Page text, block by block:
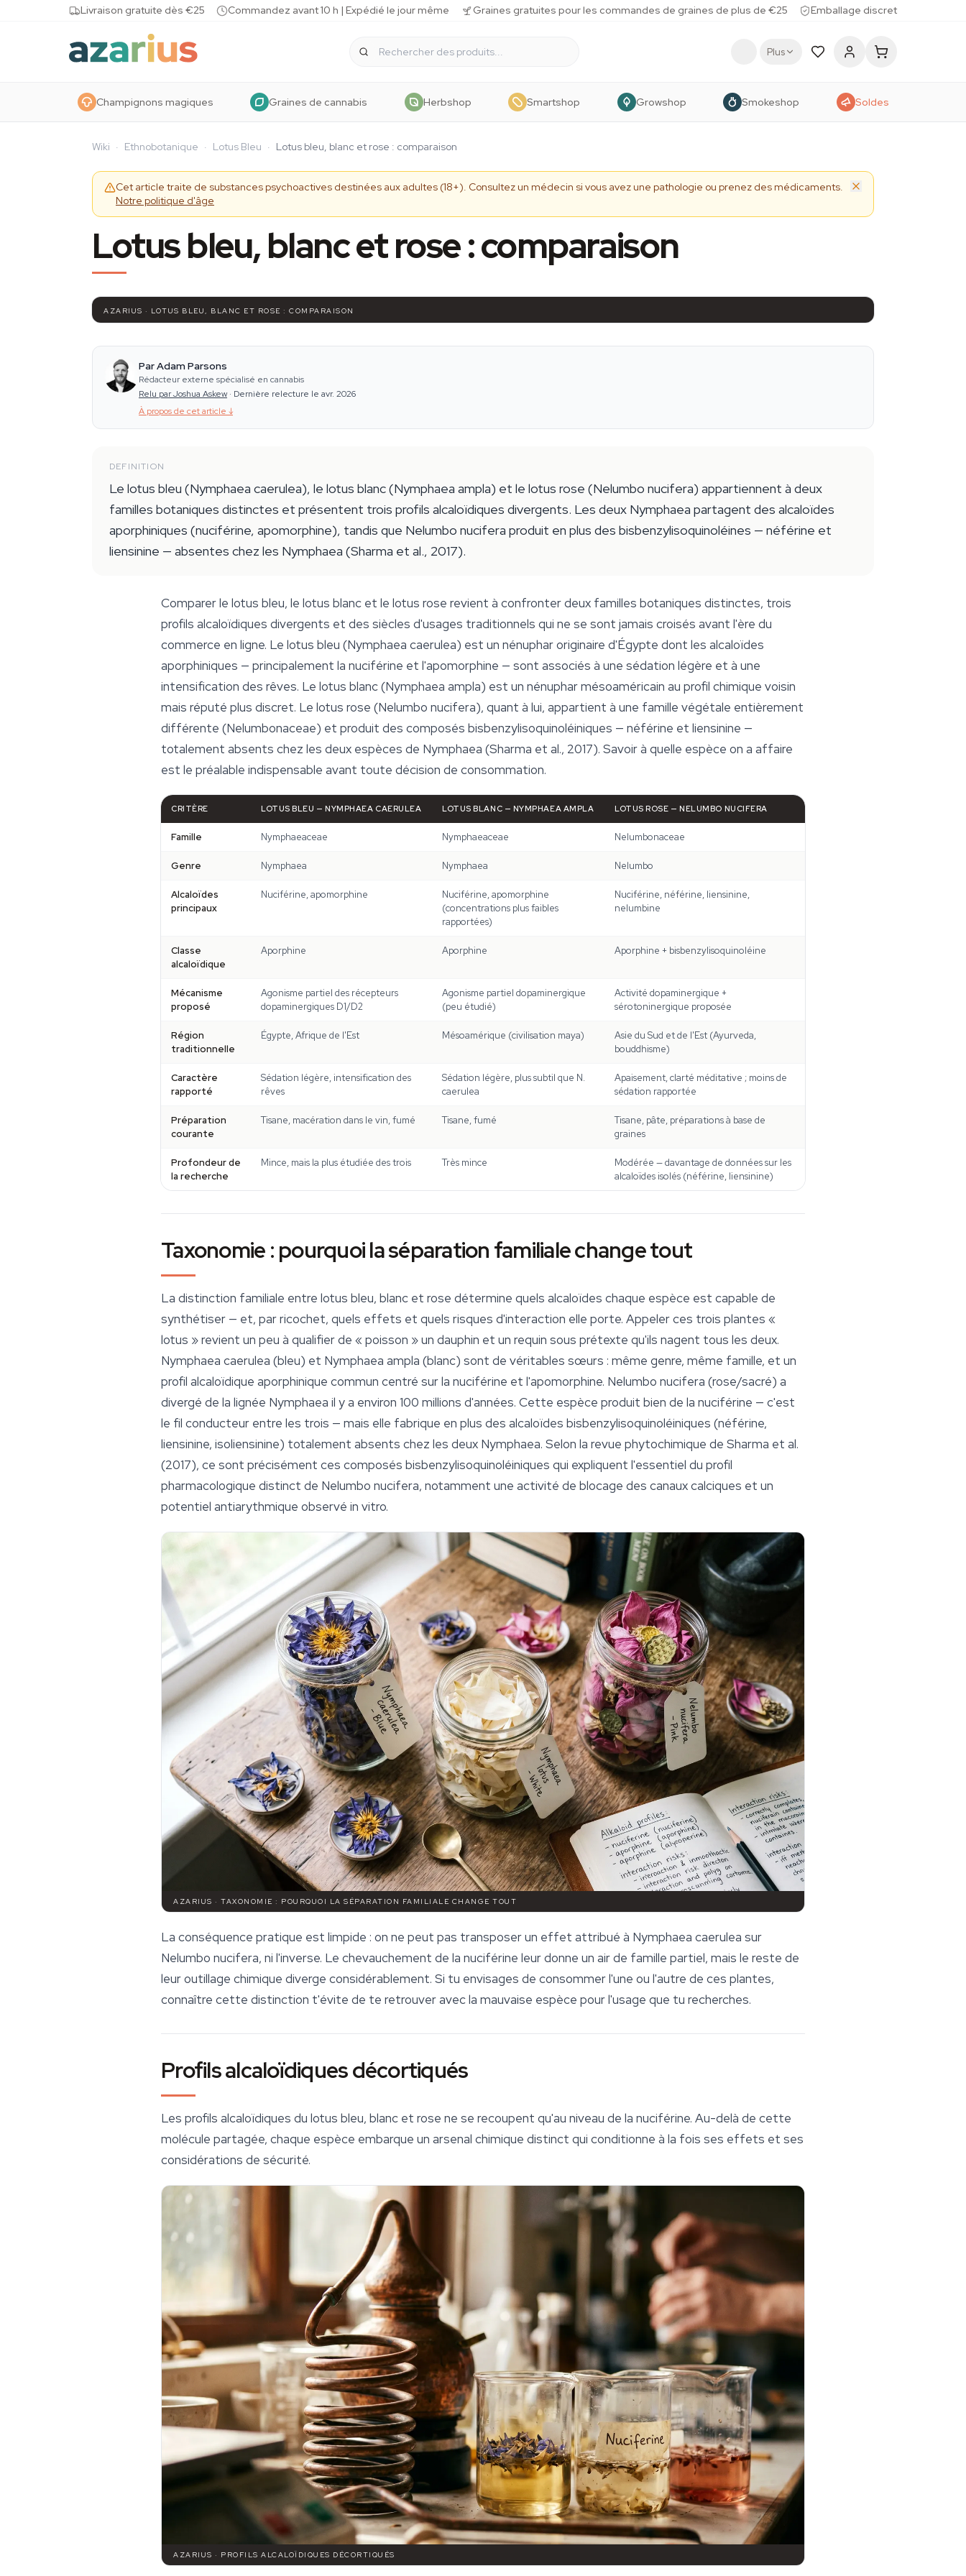
Skip to contentLivraison gratuite dès €25 Commandez avant 10 h | Expédié le jour même Graines gratuites pour les commandes de graines de plus de €25 Emballage discret
Plus
Champignons magiques Graines de cannabis Herbshop Smartshop Growshop Smokeshop Soldes
Wiki · Ethnobotanique · Lotus Bleu · Lotus bleu, blanc et rose : comparaison
Cet article traite de substances psychoactives destinées aux adultes (18+). Consultez un médecin si vous avez une pathologie ou prenez des médicaments.
Notre politique d'âge
Lotus bleu, blanc et rose : comparaison
AZARIUS · LOTUS BLEU, BLANC ET ROSE : COMPARAISON
Par Adam Parsons
Rédacteur externe spécialisé en cannabis
Relu par Joshua Askew · Dernière relecture le avr. 2026
À propos de cet article ↓
DEFINITION
Le lotus bleu (Nymphaea caerulea), le lotus blanc (Nymphaea ampla) et le lotus rose (Nelumbo nucifera) appartiennent à deux
familles botaniques distinctes et présentent trois profils alcaloïdiques divergents. Les deux Nymphaea partagent des alcaloïdes
aporphiniques (nuciférine, apomorphine), tandis que Nelumbo nucifera produit en plus des bisbenzylisoquinoléines — néférine et
liensinine — absentes chez les Nymphaea (Sharma et al., 2017).
Comparer le lotus bleu, le lotus blanc et le lotus rose revient à confronter deux familles botaniques distinctes, trois
profils alcaloïdiques divergents et des siècles d'usages traditionnels qui ne se sont jamais croisés avant l'ère du
commerce en ligne. Le lotus bleu (Nymphaea caerulea) est un nénuphar originaire d'Égypte dont les alcaloïdes
aporphiniques — principalement la nuciférine et l'apomorphine — sont associés à une sédation légère et à une
intensification des rêves. Le lotus blanc (Nymphaea ampla) est un nénuphar mésoaméricain au profil chimique voisin
mais réputé plus discret. Le lotus rose (Nelumbo nucifera), quant à lui, appartient à une famille végétale entièrement
différente (Nelumbonaceae) et produit des composés bisbenzylisoquinoléiniques — néférine et liensinine —
totalement absents chez les deux espèces de Nymphaea (Sharma et al., 2017). Savoir à quelle espèce on a affaire
est le préalable indispensable avant toute décision de consommation.
CRITÈRE LOTUS BLEU —NYMPHAEA CAERULEA LOTUS BLANC — NYMPHAEA AMPLA LOTUS ROSE —NELUMBO NUCIFERA
Famille Nymphaeaceae Nymphaeaceae Nelumbonaceae
Genre Nymphaea Nymphaea Nelumbo
Alcaloïdes
principaux
Nuciférine, apomorphine
Nuciférine, apomorphine
(concentrations plus faibles
rapportées)
Nuciférine, néférine, liensinine,
nelumbine
Classe
alcaloïdique
Aporphine Aporphine Aporphine + bisbenzylisoquinoléine
Mécanisme
proposé
Agonisme partiel des récepteurs
dopaminergiques D1/D2
Agonisme partiel dopaminergique
(peu étudié)
Activité dopaminergique +
sérotoninergique proposée
Région
traditionnelle
Égypte, Afrique de l'Est Mésoamérique (civilisation maya)
Asie du Sud et de l'Est (Ayurveda,
bouddhisme)
Caractère
rapporté
Sédation légère, intensification des
rêves
Sédation légère, plus subtil que N.
caerulea
Apaisement, clarté méditative ; moins de
sédation rapportée
Préparation
courante
Tisane, macération dans le vin, fumé Tisane, fumé
Tisane, pâte, préparations à base de
graines
Profondeur de
la recherche
Mince, mais la plus étudiée des trois Très mince
Modérée — davantage de données sur les
alcaloïdes isolés (néférine, liensinine)
Taxonomie : pourquoi la séparation familiale change tout
La distinction familiale entre lotus bleu, blanc et rose détermine quels alcaloïdes chaque espèce est capable de
synthétiser — et, par ricochet, quels effets et quels risques d'interaction elle porte. Appeler ces trois plantes «
lotus » revient un peu à qualifier de « poisson » un dauphin et un requin sous prétexte qu'ils nagent tous les deux.
Nymphaea caerulea (bleu) et Nymphaea ampla (blanc) sont de véritables sœurs : même genre, même famille, et un
profil alcaloïdique aporphinique commun centré sur la nuciférine et l'apomorphine. Nelumbo nucifera (rose/sacré) a
divergé de la lignée Nymphaea il y a environ 100 millions d'années. Cette espèce produit bien de la nuciférine — c'est
le fil conducteur entre les trois — mais elle fabrique en plus des alcaloïdes bisbenzylisoquinoléiniques (néférine,
liensinine, isoliensinine) totalement absents chez les deux Nymphaea. Selon la revue phytochimique de Sharma et al.
(2017), ce sont précisément ces composés bisbenzylisoquinoléiniques qui expliquent l'essentiel du profil
pharmacologique distinct de Nelumbo nucifera, notamment une activité de blocage des canaux calciques et un
potentiel antiarythmique observé in vitro.
AZARIUS · TAXONOMIE : POURQUOI LA SÉPARATION FAMILIALE CHANGE TOUT
La conséquence pratique est limpide : on ne peut pas transposer un effet attribué à Nymphaea caerulea sur
Nelumbo nucifera, ni l'inverse. Le chevauchement de la nuciférine leur donne un air de famille partiel, mais le reste de
leur outillage chimique diverge considérablement. Si tu envisages de consommer l'une ou l'autre de ces plantes,
connaître cette distinction t'évite de te retrouver avec la mauvaise espèce pour l'usage que tu recherches.
Profils alcaloïdiques décortiqués
Les profils alcaloïdiques du lotus bleu, blanc et rose ne se recoupent qu'au niveau de la nuciférine. Au-delà de cette
molécule partagée, chaque espèce embarque un arsenal chimique distinct qui conditionne à la fois ses effets et ses
considérations de sécurité.
AZARIUS · PROFILS ALCALOÏDIQUES DÉCORTIQUÉS